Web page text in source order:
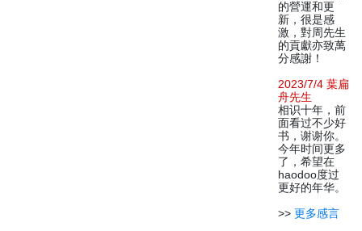
的營運和更
新，很是感
激，對周先生
的貢獻亦致萬
分感謝！
2023/7/4 葉扁
舟先生
相识十年，前
面看过不少好
书，谢谢你。
今年时间更多
了，希望在
haodoo度过
更好的年华。
>> 更多感言